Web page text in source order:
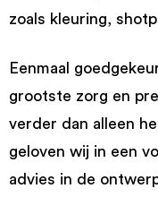
zoals kleuring,
Eenmaal
grootste zorg en
verder dan alleen
geloven wij in een
advies in de